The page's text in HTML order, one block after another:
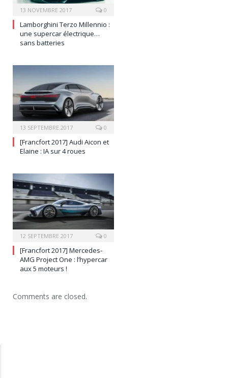
13 NOVEMBRE 2017 0
Lamborghini Terzo Millennio :
une supercar électrique…
sans batteries
13 SEPTEMBRE 2017 0
[Francfort 2017] Audi Aicon et
Elaine : IA sur 4 roues
12 SEPTEMBRE 2017 0
[Francfort 2017] Mercedes-
AMG Project One : l’hypercar
aux 5 moteurs !
Comments are closed.